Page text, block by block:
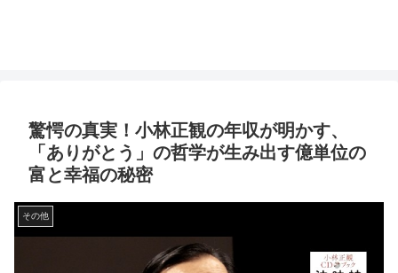
驚愕の真実！小林正観の年収が明かす、
「ありがとう」の哲学が生み出す億単位の
富と幸福の秘密
その他